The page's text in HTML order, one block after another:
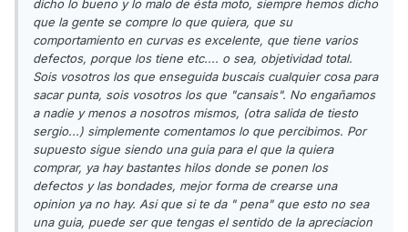
dicho lo bueno y lo malo de ésta moto, siempre hemos dicho
que la gente se compre lo que quiera, que su
comportamiento en curvas es excelente, que tiene varios
defectos, porque los tiene etc.... o sea, objetividad total.
Sois vosotros los que enseguida buscais cualquier cosa para
sacar punta, sois vosotros los que "cansais". No engañamos
a nadie y menos a nosotros mismos, (otra salida de tiesto
sergio...) simplemente comentamos lo que percibimos. Por
supuesto sigue siendo una guia para el que la quiera
comprar, ya hay bastantes hilos donde se ponen los
defectos y las bondades, mejor forma de crearse una
opinion ya no hay. Asi que si te da " pena" que esto no sea
una guia, puede ser que tengas el sentido de la apreciacion